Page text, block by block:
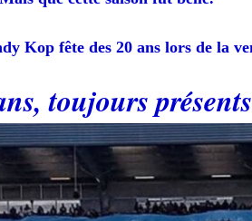
Kop fête des 20 ans lors de la
toujours